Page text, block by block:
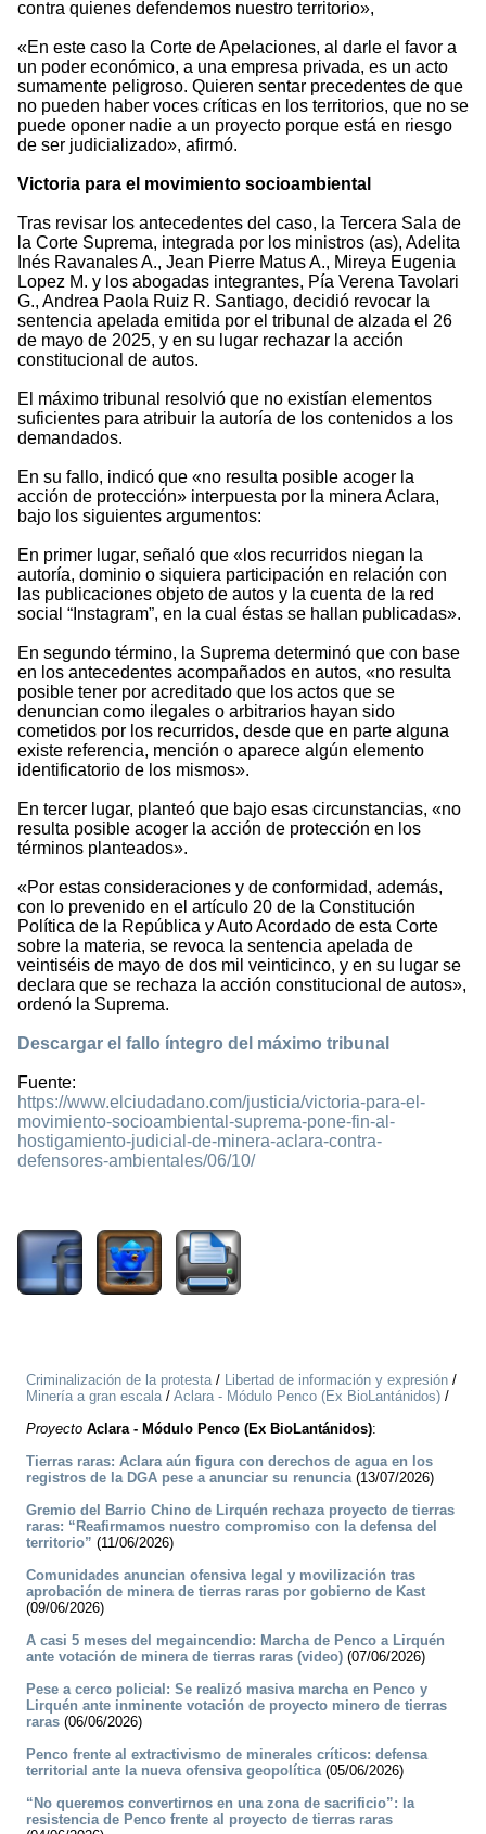
contra quienes defendemos nuestro territorio»,
«En este caso la Corte de Apelaciones, al darle el favor a
un poder económico, a una empresa privada, es un acto
sumamente peligroso. Quieren sentar precedentes de que
no pueden haber voces críticas en los territorios, que no se
puede oponer nadie a un proyecto porque está en riesgo
de ser judicializado», afirmó.
Victoria para el movimiento socioambiental
Tras revisar los antecedentes del caso, la Tercera Sala de
la Corte Suprema, integrada por los ministros (as), Adelita
Inés Ravanales A., Jean Pierre Matus A., Mireya Eugenia
Lopez M. y los abogadas integrantes, Pía Verena Tavolari
G., Andrea Paola Ruiz R. Santiago, decidió revocar la
sentencia apelada emitida por el tribunal de alzada el 26
de mayo de 2025, y en su lugar rechazar la acción
constitucional de autos.
El máximo tribunal resolvió que no existían elementos
suficientes para atribuir la autoría de los contenidos a los
demandados.
En su fallo, indicó que «no resulta posible acoger la
acción de protección» interpuesta por la minera Aclara,
bajo los siguientes argumentos:
En primer lugar, señaló que «los recurridos niegan la
autoría, dominio o siquiera participación en relación con
las publicaciones objeto de autos y la cuenta de la red
social “Instagram”, en la cual éstas se hallan publicadas».
En segundo término, la Suprema determinó que con base
en los antecedentes acompañados en autos, «no resulta
posible tener por acreditado que los actos que se
denuncian como ilegales o arbitrarios hayan sido
cometidos por los recurridos, desde que en parte alguna
existe referencia, mención o aparece algún elemento
identificatorio de los mismos».
En tercer lugar, planteó que bajo esas circunstancias, «no
resulta posible acoger la acción de protección en los
términos planteados».
«Por estas consideraciones y de conformidad, además,
con lo prevenido en el artículo 20 de la Constitución
Política de la República y Auto Acordado de esta Corte
sobre la materia, se revoca la sentencia apelada de
veintiséis de mayo de dos mil veinticinco, y en su lugar se
declara que se rechaza la acción constitucional de autos»,
ordenó la Suprema.
Descargar el fallo íntegro del máximo tribunal
Fuente:
https://www.elciudadano.com/justicia/victoria-para-el-
movimiento-socioambiental-suprema-pone-fin-al-
hostigamiento-judicial-de-minera-aclara-contra-
defensores-ambientales/06/10/
Criminalización de la protesta/ Libertad de información y expresión /
Minería a gran escala/ Aclara - Módulo Penco (Ex BioLantánidos) /
Proyecto Aclara - Módulo Penco (Ex BioLantánidos):
Tierras raras: Aclara aún figura con derechos de agua en los
registros de la DGA pese a anunciar su renuncia(13/07/2026)
Gremio del Barrio Chino de Lirquén rechaza proyecto de tierras
raras: “Reafirmamos nuestro compromiso con la defensa del
territorio” (11/06/2026)
Comunidades anuncian ofensiva legal y movilización tras
aprobación de minera de tierras raras por gobierno de Kast
(09/06/2026)
A casi 5 meses del megaincendio: Marcha de Penco a Lirquén
ante votación de minera de tierras raras (video) (07/06/2026)
Pese a cerco policial: Se realizó masiva marcha en Penco y
Lirquén ante inminente votación de proyecto minero de tierras
raras (06/06/2026)
Penco frente al extractivismo de minerales críticos: defensa
territorial ante la nueva ofensiva geopolítica(05/06/2026)
“No queremos convertirnos en una zona de sacrificio”: la
resistencia de Penco frente al proyecto de tierras raras